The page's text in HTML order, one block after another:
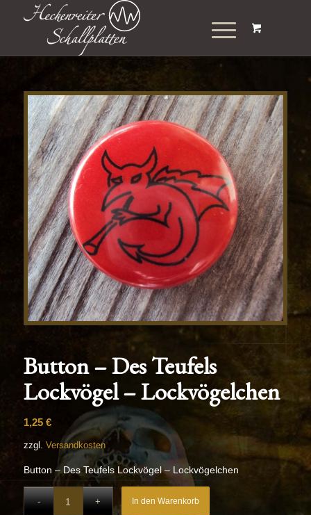
Button – Des Teufels
Lockvögel – Lockvögelchen
1,25 €
zzgl. Versandkosten
Button – Des Teufels Lockvögel – Lockvögelchen
In den Warenkorb